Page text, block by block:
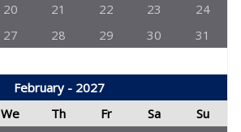
20 21 22 23
24
27 28 29 30 31
February - 2027
We Th Fr Sa
Su